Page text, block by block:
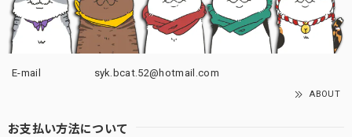
E-mail syk.bcat.52@hotmail.com
ABOUT
お支払い方法について